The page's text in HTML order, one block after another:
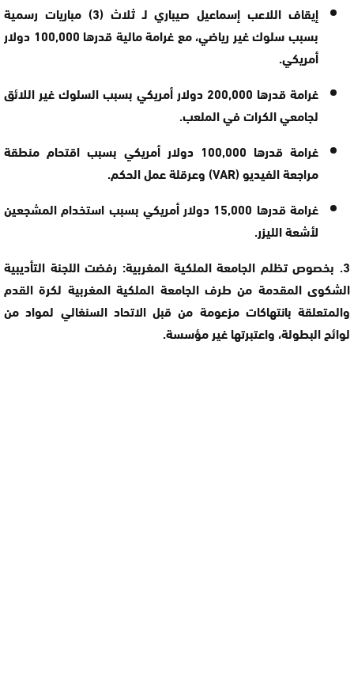
إيقاف اللاعب إسماعيل صيباريلـثلاث (3) مباريات رسمية
بسبب سلوك غير رياضي، مع غرامة مالية قدرها
100,000 دولار
أمريكي.
غرامة قدرها 200,000 دولار أمريكي
بسبب السلوك غير اللائق
لجامعي الكرات في الملعب.
غرامة قدرها 100,000 دولار أمريكي
بسبب اقتحام منطقة
مراجعة الفيديو (VAR) وعرقلة عمل الحكم.
غرامة قدرها 15,000 دولار أمريكي
بسبب استخدام المشجعين
لأشعة الليزر.
3. بخصوص تظلم الجامعة الملكية المغربية:
رفضت اللجنة التأديبية
الشكوى المقدمة من طرف الجامعة الملكية المغربية لكرة القدم
والمتعلقة بانتهاكات مزعومة من قبل الاتحاد السنغالي لمواد من
لوائح البطولة، واعتبرتها غير مؤسسة.